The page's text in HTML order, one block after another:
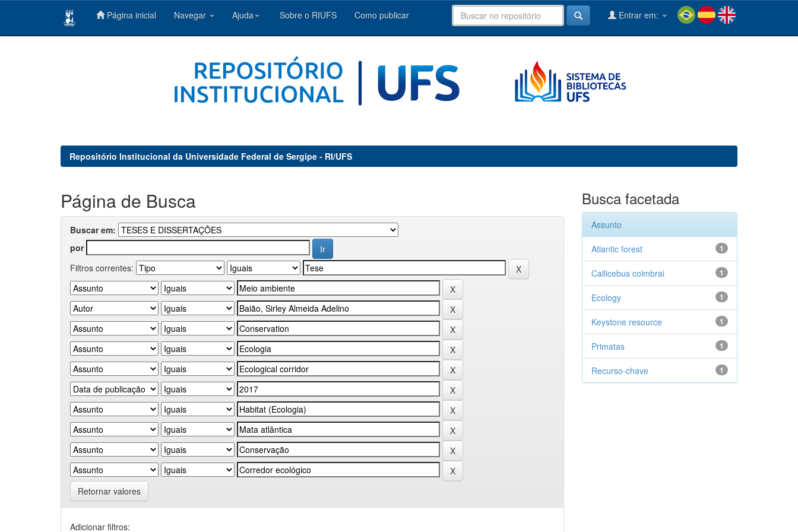
Página inicial Navegar Ajuda Sobre o RIUFS Como publicar Entrar em:
Repositório Institucional da Universidade Federal de Sergipe - RI/UFS
Página de Busca
Buscar em:
por
Filtros correntes:
Retornar valores
Adicionar filtros:
Busca facetada
Assunto
1
Atlantic forest
1
Callicebus coimbrai
1
Ecology
1
Keystone resource
1
Primatas
1
Recurso-chave